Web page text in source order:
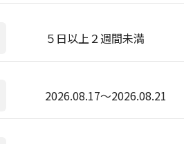
５日以上２週間未満
2026.08.17〜2026.08.21